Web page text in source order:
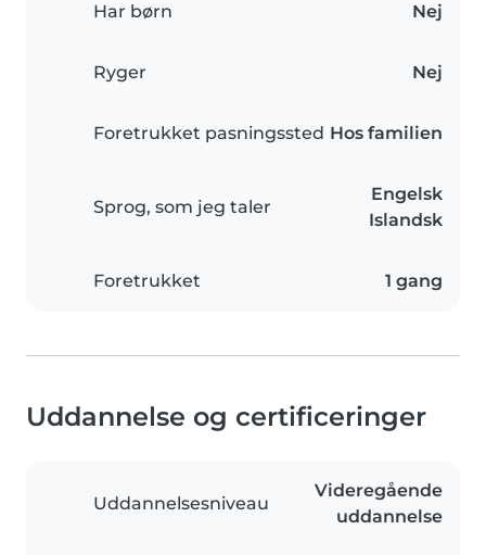
Har børn Nej
Ryger Nej
Foretrukket pasningssted Hos familien
Sprog, som jeg taler
Engelsk
Islandsk
Foretrukket 1 gang
Uddannelse og certificeringer
Uddannelsesniveau
Videregående
uddannelse